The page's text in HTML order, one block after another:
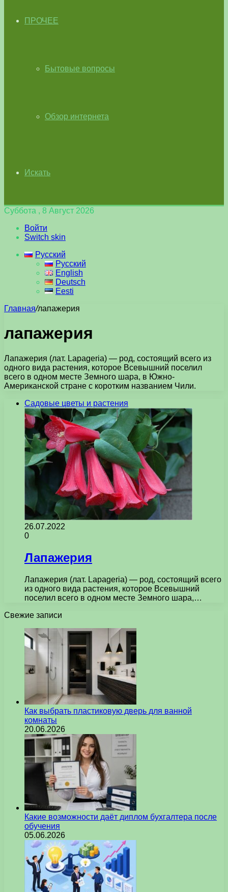
ПРОЧЕЕ
Бытовые вопросы
Обзор интернета
Искать
Суббота , 8 Август 2026
Войти
Switch skin
Русский
Русский
English
Deutsch
Eesti
Главная/лапажерия
лапажерия
Лапажерия (лат. Lapageria) — род, состоящий всего из
одного вида растения, которое Всевышний поселил
всего в одном месте Земного шара, в Южно-
Американской стране с коротким названием Чили.
Садовые цветы и растения
26.07.2022
0
Лапажерия
Лапажерия (лат. Lapageria) — род, состоящий всего
из одного вида растения, которое Всевышний
поселил всего в одном месте Земного шара,…
Свежие записи
Как выбрать пластиковую дверь для ванной
комнаты
20.06.2026
Какие возможности даёт диплом бухгалтера после
обучения
05.06.2026